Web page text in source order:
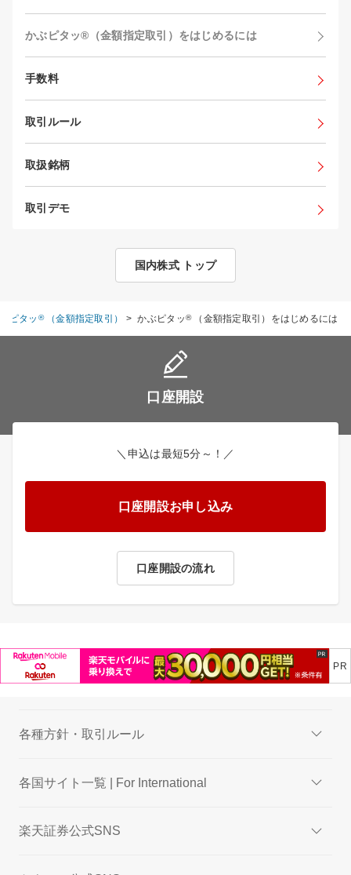
かぶピタッ®（金額指定取引）をはじめるには
手数料
取引ルール
取扱銘柄
取引デモ
国内株式 トップ
ピタッ ® （金額指定取引） > かぶピタッ® （金額指定取引）をはじめるには
口座開設
＼申込は最短5分～！／
口座開設お申し込み
口座開設の流れ
各種方針・取引ルール
各国サイト一覧 | For International
楽天証券公式SNS